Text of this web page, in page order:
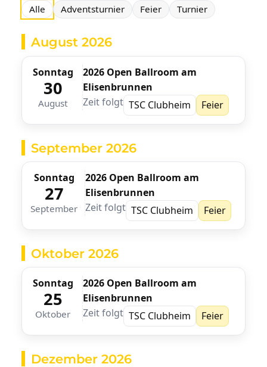
Alle Adventsturnier Feier Turnier
August 2026
Sonntag
30
August
2026 Open Ballroom am
Elisenbrunnen
Zeit folgt TSC Clubheim Feier
September 2026
Sonntag
27
September
2026 Open Ballroom am
Elisenbrunnen
Zeit folgt TSC Clubheim Feier
Oktober 2026
Sonntag
25
Oktober
2026 Open Ballroom am
Elisenbrunnen
Zeit folgt TSC Clubheim Feier
Dezember 2026